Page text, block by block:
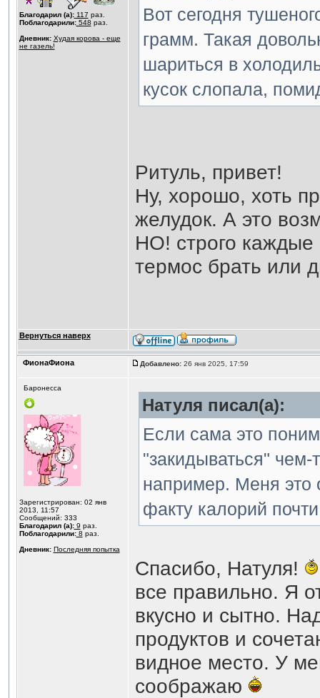
Благодарил (а):117 раз.
Поблагодарили:548 раз.
Дневник: Худая корова - еще
не газель!
Вот сегодня
грамм. Такая
шариться в
кусок слопала,
Ритуль, привет!
Ну, хорошо, хоть
желудок. А это
НО! строго каждые
термос брать или
Вернуться наверх
ФионаФиона Добавлено:26 янв 2025, 17:59
Баронесса
Зарегистрирован: 02 янв
2013, 11:57
Сообщений: 333
Благодарил (а):9 раз.
Поблагодарили:8 раз.
Дневник: Последняя попытка
Натуля писал(а):
Если сама это
"закидываться"
например. Меня это
факту калорий
Спасибо, Натуля!
все правильно. Я
вкусно и сытно.
продуктов и
видное место. У
соображаю